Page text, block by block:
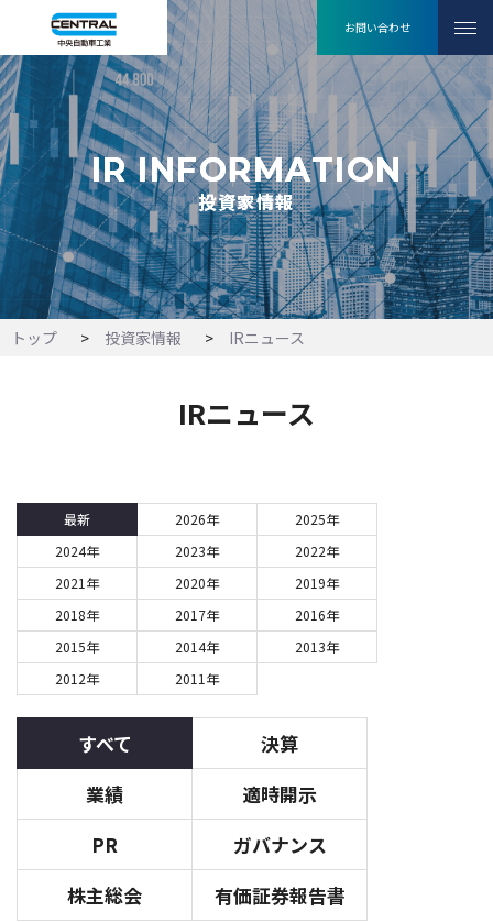
IR INFORMATION
投資家情報
IR INFORMATION
投資家情報
トップ 投資家情報 IRニュース
IRニュース
最新 2026年
2025年
2024年
2023年
2022年
2021年
2020年
2019年
2018年
2017年
2016年
2015年
2014年
2013年
2012年
2011年
すべて
決算
業績
適時開示
PR
ガバナンス
株主総会
有価証券報告書
お問い合わせ